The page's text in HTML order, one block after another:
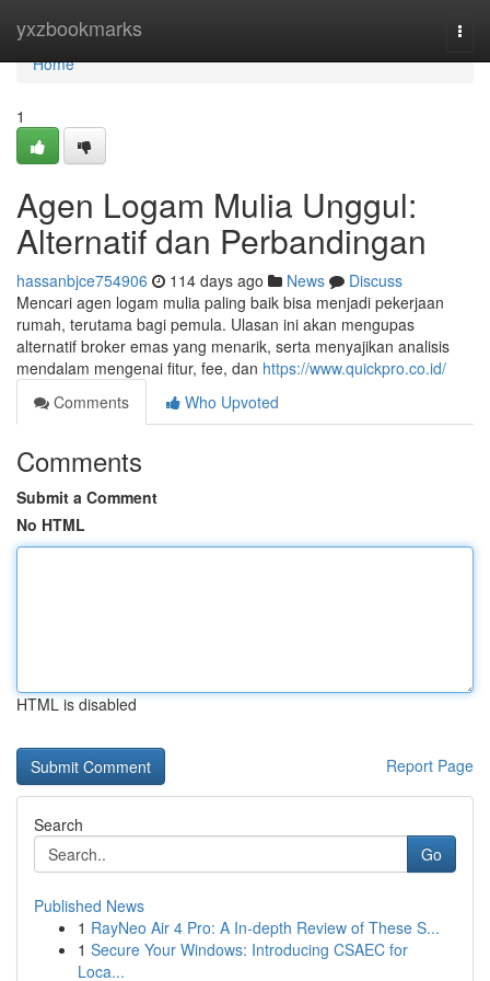
yxzbookmarks
Home
Home
1
Agen Logam Mulia Unggul:
Alternatif dan Perbandingan
hassanbjce754906 114 days ago News
Discuss
Mencari agen logam mulia paling baik bisa menjadi pekerjaan
rumah, terutama bagi pemula. Ulasan ini akan mengupas
alternatif broker emas yang menarik, serta menyajikan analisis
mendalam mengenai fitur, fee, dan https://www.quickpro.co.id/
Comments
Who Upvoted
Comments
Submit a Comment
No HTML
HTML is disabled
Report Page
Search
Go
Published News
1 RayNeo Air 4 Pro: A In-depth Review of These S...
1 Secure Your Windows: Introducing CSAEC for
Loca...